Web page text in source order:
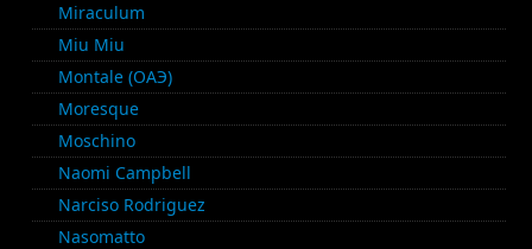
Miraculum
Miu Miu
Montale (ОАЭ)
Moresque
Moschino
Naomi Campbell
Narciso Rodriguez
Nasomatto